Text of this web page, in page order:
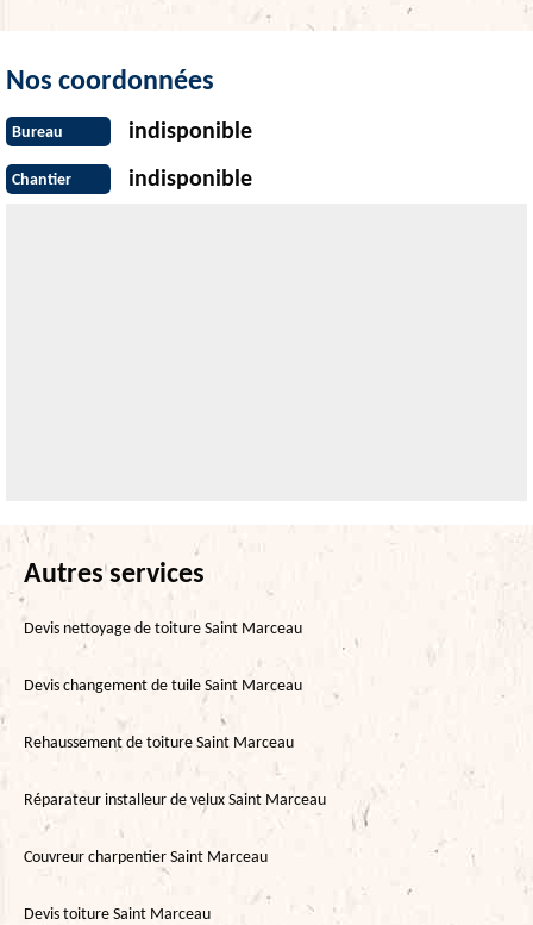
Nos coordonnées
Bureau indisponible
Chantier indisponible
Autres services
Devis nettoyage de toiture Saint Marceau
Devis changement de tuile Saint Marceau
Rehaussement de toiture Saint Marceau
Réparateur installeur de velux Saint Marceau
Couvreur charpentier Saint Marceau
Devis toiture Saint Marceau